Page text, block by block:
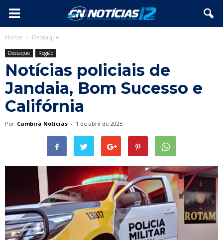
Home Destaque
Destaque Região
Notícias policiais de
Jandaia, Bom Sucesso e
Califórnia
Por Cambira Notícias - 1 de abril de 2025